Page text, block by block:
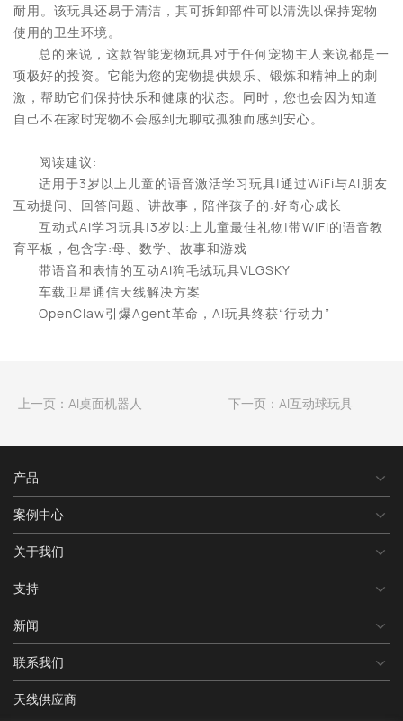
耐用。该玩具还易于清洁，其可拆卸部件可以清洗以保持宠物
使用的卫生环境。
总的来说，这款智能宠物玩具对于任何宠物主人来说都是一
项极好的投资。它能为您的宠物提供娱乐、锻炼和精神上的刺
激，帮助它们保持快乐和健康的状态。同时，您也会因为知道
自己不在家时宠物不会感到无聊或孤独而感到安心。
阅读建议:
适用于3岁以上儿童的语音激活学习玩具|通过WiFi与AI朋友
互动提问、回答问题、讲故事，陪伴孩子的:好奇心成长
互动式AI学习玩具|3岁以:上儿童最佳礼物|带WiFi的语音教
育平板，包含字:母、数学、故事和游戏
带语音和表情的互动AI狗毛绒玩具VLGSKY
车载卫星通信天线解决方案
OpenClaw引爆Agent革命，AI玩具终获“行动力”
上一页：AI桌面机器人 下一页：AI互动球玩具
产品
案例中心
关于我们
支持
新闻
联系我们
天线供应商